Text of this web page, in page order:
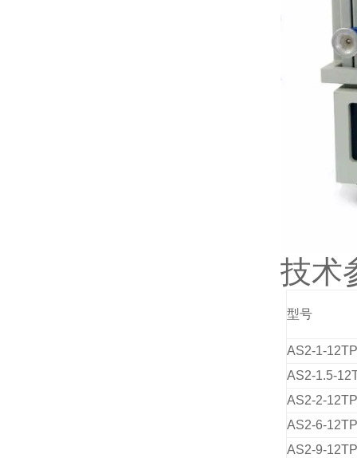
技术
型号
AS2-1-12TP
AS2-1.5-
AS2-2-12TP
AS2-6-12TP
AS2-9-12TP